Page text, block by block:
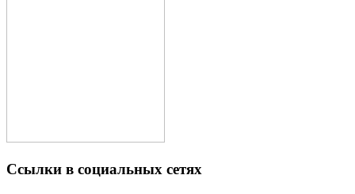
Ссылки в социальных сетях